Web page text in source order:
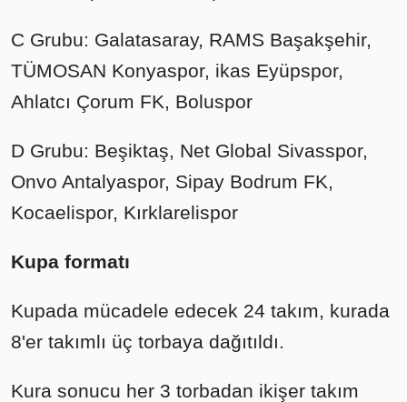
C Grubu: Galatasaray, RAMS Başakşehir,
TÜMOSAN Konyaspor, ikas Eyüpspor,
Ahlatcı Çorum FK, Boluspor
D Grubu: Beşiktaş, Net Global Sivasspor,
Onvo Antalyaspor, Sipay Bodrum FK,
Kocaelispor, Kırklarelispor
Kupa formatı
Kupada mücadele edecek 24 takım, kurada
8'er takımlı üç torbaya dağıtıldı.
Kura sonucu her 3 torbadan ikişer takım